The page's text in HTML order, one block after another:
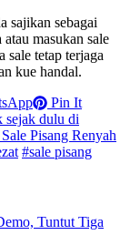
sajikan sebagai
masukan sale
sale tetap terjaga
kue handal.
Pin It
sejak dulu di
Pisang Renyah
#sale pisang